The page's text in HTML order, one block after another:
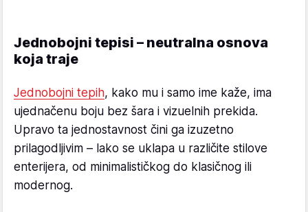
Jednobojni tepisi – neutralna osnova
koja traje
Jednobojni tepih, kako mu i samo ime kaže, ima
ujednačenu boju bez šara i vizuelnih prekida.
Upravo ta jednostavnost čini ga izuzetno
prilagodljivim – lako se uklapa u različite stilove
enterijera, od minimalističkog do klasičnog ili
modernog.